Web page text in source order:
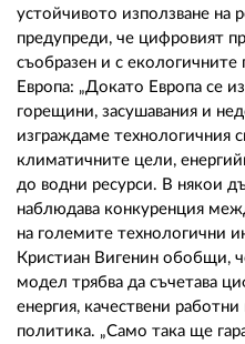
устойчивото използване на
предупреди, че цифровият
съобразен и с екологичните
Европа: „Докато Европа се
горещини, засушавания и
изграждаме технологичния
климатичните цели,
до водни ресурси. В някои
наблюдава конкуренция
на големите технологични
Кристиан Вигенин обобщи,
модел трябва да съчетава
енергия, качествени
политика. „Само така ще